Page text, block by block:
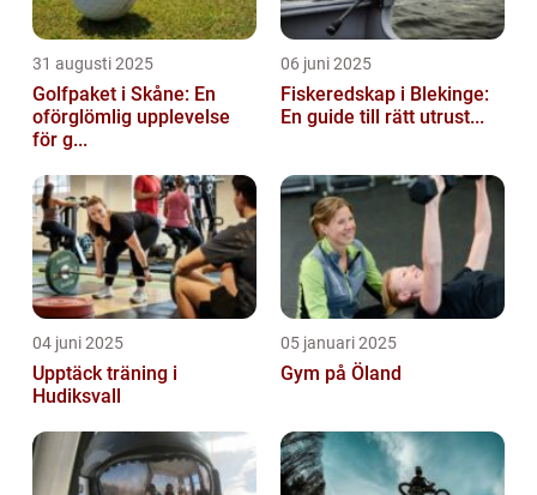
31 augusti 2025
Golfpaket i Skåne: En
oförglömlig upplevelse
för g...
06 juni 2025
Fiskeredskap i Blekinge:
En guide till rätt utrust...
04 juni 2025
Upptäck träning i
Hudiksvall
05 januari 2025
Gym på Öland